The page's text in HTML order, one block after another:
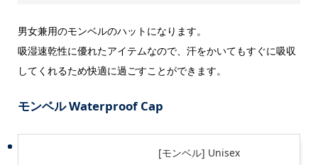
男女兼用のモンベルのハットになります。
吸湿速乾性に優れたアイテムなので、汗をかいてもすぐに吸収
してくれるため快適に過ごすことができます。
モンベル Waterproof Cap
[モンベル] Unisex